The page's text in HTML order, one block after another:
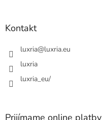
Kontakt
luxria@luxria.eu
luxria
luxria_eu/
Prijímame online platby